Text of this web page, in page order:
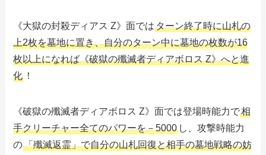
《大獄の封殺ディアス Z》面ではターン終了時に山札の
上2枚を墓地に置き、自分のターン中に墓地の枚数が16
枚以上になれば《破獄の殲滅者ディアボロス Z》へと進
化 ！
《破獄の殲滅者ディアボロス Z》面では登場時能力で相
手クリーチャー全てのパワーを－5000 し、攻撃時能力
の「殲滅返霊」で自分の山札回復と相手の墓地戦略の妨